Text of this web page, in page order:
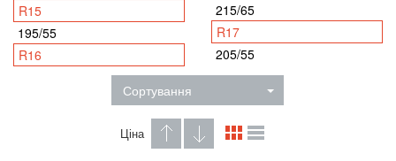
R15
195/55
R16
215/65
R17
205/55
Сортування
Ціна